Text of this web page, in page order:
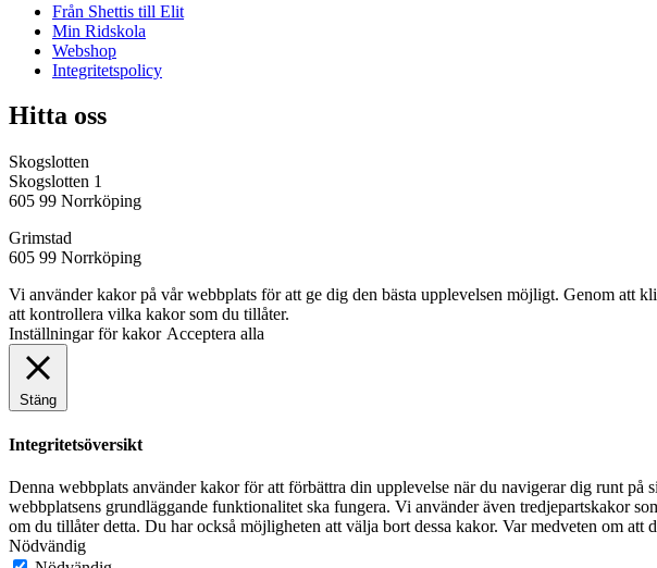
Från Shettis till Elit
Min Ridskola
Webshop
Integritetspolicy
Hitta oss
Skogslotten
Skogslotten 1
605 99 Norrköping
Grimstad
605 99 Norrköping
Vi använder kakor på vår webbplats för att ge dig den bästa upplevelsen möjligt. Genom
att kontrollera vilka kakor som du tillåter.
Inställningar för kakor Acceptera alla
Stäng
Integritetsöversikt
Denna webbplats använder kakor för att förbättra din upplevelse när du navigerar dig runt på
webbplatsens grundläggande funktionalitet ska fungera. Vi använder även tredjepartskakor
om du tillåter detta. Du har också möjligheten att välja bort dessa kakor. Var medveten om att
Nödvändig